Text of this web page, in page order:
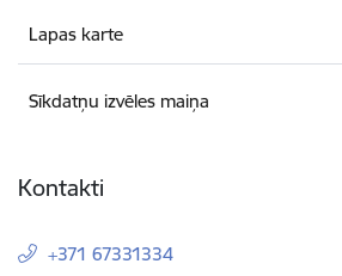
Lapas karte
Sīkdatņu izvēles maiņa
Kontakti
+371 67331334